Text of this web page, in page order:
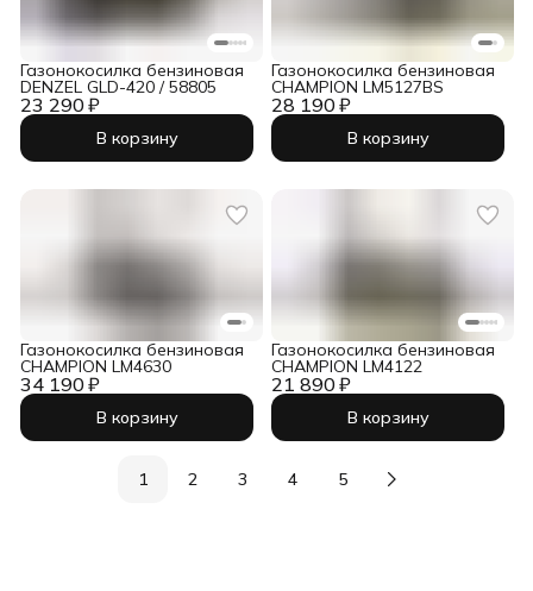
23 290 ₽
Газонокосилка бензиновая
DENZEL GLD-420 / 58805
В корзину
28 190 ₽
Газонокосилка бензиновая
CHAMPION LM5127BS
В корзину
34 190 ₽
Газонокосилка бензиновая
CHAMPION LM4630
В корзину
21 890 ₽
Газонокосилка бензиновая
CHAMPION LM4122
В корзину
1 2 3 4 5